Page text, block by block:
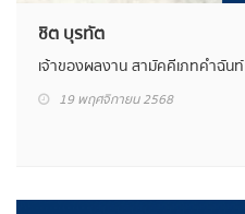
ชิต บุรทัต
เจ้าของผลงาน สามัคคีเภทคำฉันท์
19 พฤศจิกายน 2568